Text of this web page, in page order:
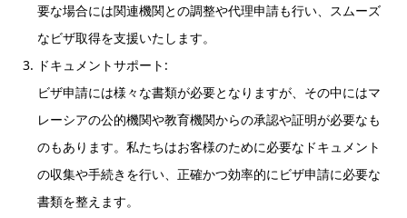
要な場合には関連機関との調整や代理申請も行い、スムーズ
なビザ取得を支援いたします。
ドキュメントサポート:
ビザ申請には様々な書類が必要となりますが、その中にはマ
レーシアの公的機関や教育機関からの承認や証明が必要なも
のもあります。私たちはお客様のために必要なドキュメント
の収集や手続きを行い、正確かつ効率的にビザ申請に必要な
書類を整えます。